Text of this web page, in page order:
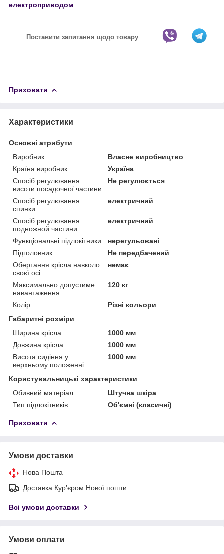
електроприводом
Поставити запитання щодо товару
Приховати
Характеристики
Основні атрибути
Виробник
Власне виробництво
Країна виробник
Україна
Спосіб регулювання
висоти посадочної частини
Не регулюється
Спосіб регулювання
спинки
електричний
Спосіб регулювання
подножной частини
електричний
Функціональні підлокітники
нерегульовані
Підголовник
Не передбачений
Обертання крісла навколо
своєї осі
немає
Максимально допустиме
навантаження
120 кг
Колір
Різні кольори
Габаритні розміри
Ширина крісла
1000 мм
Довжина крісла
1000 мм
Висота сидіння у
верхньому положенні
1000 мм
Користувальницькі характеристики
Обивний матеріал
Штучна шкіра
Тип підлокітників
Об'ємні (класичні)
Приховати
Умови доставки
Нова Пошта
Доставка Курʼєром Нової пошти
Всі умови доставки
Умови оплати